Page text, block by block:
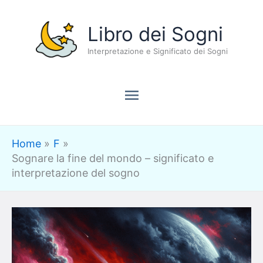
contenuto
Libro dei Sogni
Interpretazione e Significato dei Sogni
Menu
principale
Home
F
Sognare la fine del mondo – significato e
interpretazione del sogno